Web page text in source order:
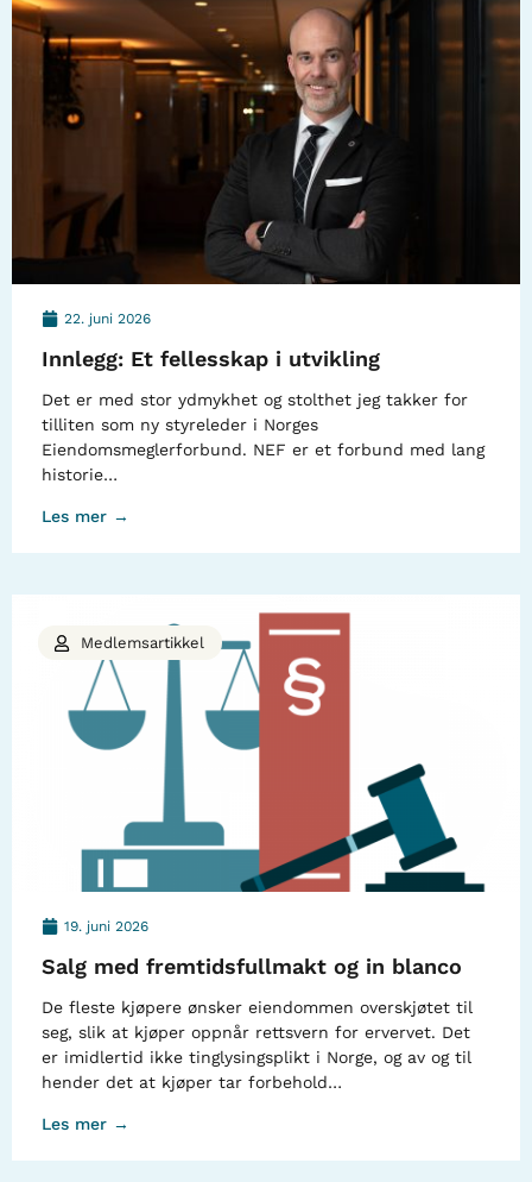
22. juni 2026
Innlegg: Et fellesskap i utvikling
Det er med stor ydmykhet og stolthet jeg takker for
tilliten som ny styreleder i Norges
Eiendomsmeglerforbund. NEF er et forbund med lang
historie…
Les mer →
19. juni 2026
Salg med fremtidsfullmakt og in blanco
De fleste kjøpere ønsker eiendommen overskjøtet til
seg, slik at kjøper oppnår rettsvern for ervervet. Det
er imidlertid ikke tinglysingsplikt i Norge, og av og til
hender det at kjøper tar forbehold…
Les mer →
Medlemsartikkel